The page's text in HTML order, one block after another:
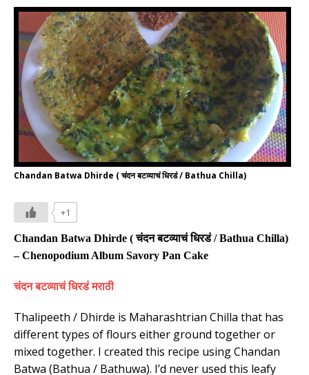
Chandan Batwa Dhirde ( चंदन बटव्याचं धिरडं / Bathua Chilla)
+1
Chandan Batwa Dhirde ( चंदन बटव्याचं धिरडं/Bathua Chilla)
–Chenopodium Album Savory Pan Cake
चंदन बटव्याचं धिरडंमराठी
Thalipeeth / Dhirde is Maharashtrian Chilla that has
different types of flours either ground together or
mixed together. I created this recipe using Chandan
Batwa (Bathua / Bathuwa). I’d never used this leafy